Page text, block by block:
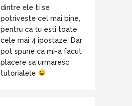
dintre ele ti se
potriveste cel mai bine,
pentru ca tu esti toate
cele mai 4 ipostaze. Dar
pot spune ca mi-a facut
placere sa urmaresc
tutorialele